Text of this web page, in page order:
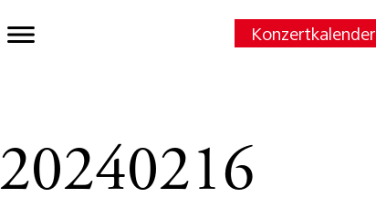
Konzertkalender
20240216